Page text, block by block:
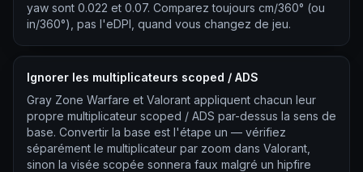
yaw sont 0.022 et 0.07. Comparez toujours cm/360° (ou
in/360°), pas l'eDPI, quand vous changez de jeu.
Ignorer les multiplicateurs scoped / ADS
Gray Zone Warfare et Valorant appliquent chacun leur
propre multiplicateur scoped / ADS par-dessus la sens de
base. Convertir la base est l'étape un — vérifiez
séparément le multiplicateur par zoom dans Valorant,
sinon la visée scopée sonnera faux malgré un hipfire